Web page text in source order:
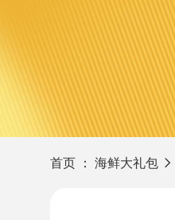
首页 海鲜大礼包